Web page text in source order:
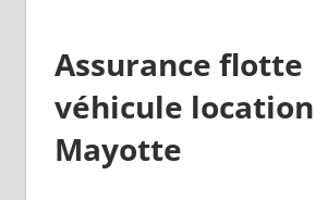
Assurance flotte
véhicule location
Mayotte